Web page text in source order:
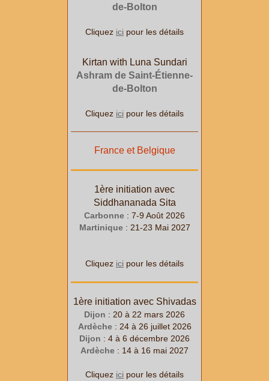
de-Bolton
Cliquez ici pour les détails
Kirtan with Luna Sundari
Ashram de Saint-Étienne-
de-Bolton
Cliquez ici pour les détails
France et Belgique
1ère initiation avec
Siddhananada Sita
Carbonne : 7-9 Août 2026
Martinique : 21-23 Mai 2027
Cliquez ici pour les détails
1ère initiation avec Shivadas
Dijon : 20 à 22 mars 2026
Ardèche: 24 à 26 juillet2026
Dijon : 4 à 6 décembre 2026
Ardèche : 14 à 16 mai 2027
Cliquez ici pour les détails